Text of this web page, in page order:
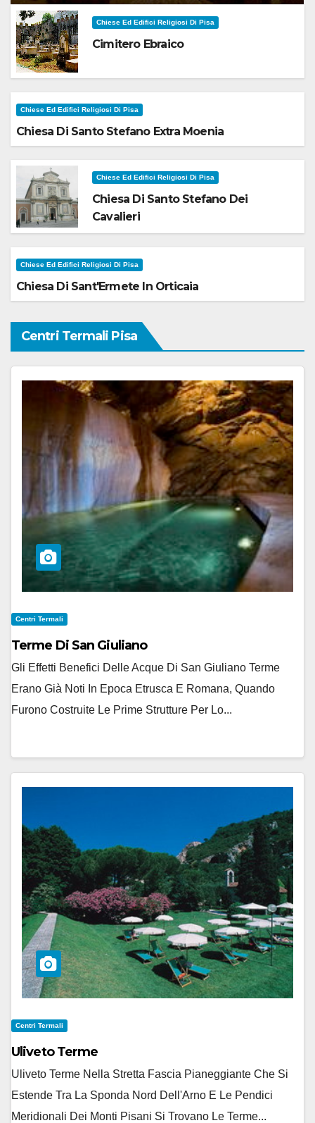
Chiese Ed Edifici Religiosi Di Pisa
Cimitero Ebraico
Chiese Ed Edifici Religiosi Di Pisa
Chiesa Di Santo Stefano Extra Moenia
Chiese Ed Edifici Religiosi Di Pisa
Chiesa Di Santo Stefano Dei
Cavalieri
Chiese Ed Edifici Religiosi Di Pisa
Chiesa Di Sant'Ermete In Orticaia
Centri Termali Pisa
Centri Termali
Terme Di San Giuliano
Gli Effetti Benefici Delle Acque Di San Giuliano Terme
Erano Già Noti In Epoca Etrusca E Romana, Quando
Furono Costruite Le Prime Strutture Per Lo...
Centri Termali
Uliveto Terme
Uliveto Terme Nella Stretta Fascia Pianeggiante Che Si
Estende Tra La Sponda Nord Dell'Arno E Le Pendici
Meridionali Dei Monti Pisani Si Trovano Le Terme...